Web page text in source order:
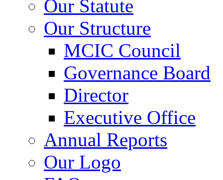
Our Statute
Our Structure
MCIC Council
Governance Board
Director
Executive Office
Annual Reports
Our Logo